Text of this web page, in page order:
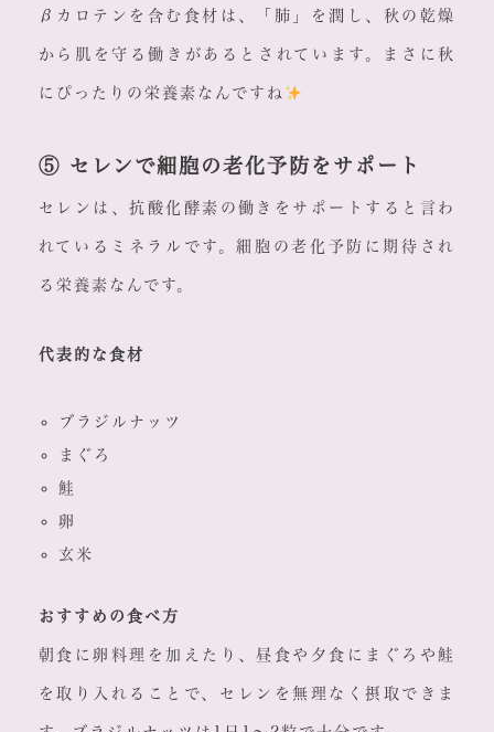
βカロテンを含む食材は、「肺」を潤し、秋の乾燥
から肌を守る働きがあるとされています。まさに秋
にぴったりの栄養素なんですね
⑤ セレンで細胞の老化予防をサポート
セレンは、抗酸化酵素の働きをサポートすると言わ
れているミネラルです。細胞の老化予防に期待され
る栄養素なんです。
代表的な食材
ブラジルナッツ
まぐろ
鮭
卵
玄米
おすすめの食べ方
朝食に卵料理を加えたり、昼食や夕食にまぐろや鮭
を取り入れることで、セレンを無理なく摂取できま